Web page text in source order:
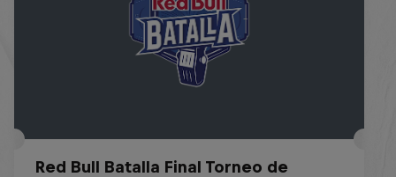
Red Bull Batalla Final Torneo de